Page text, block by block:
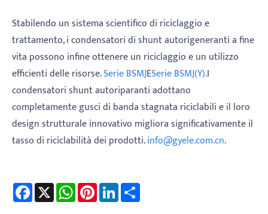
Stabilendo un sistema scientifico di riciclaggio e
trattamento, i condensatori di shunt autorigeneranti a fine
vita possono infine ottenere un riciclaggio e un utilizzo
efficienti delle risorse.Serie BSMJESerie BSMJ(Y).I
condensatori shunt autoriparanti adottano
completamente gusci di banda stagnata riciclabili e il loro
design strutturale innovativo migliora significativamente il
tasso di riciclabilità dei prodotti.info@gyele.com.cn.
Facebook WhatsAppPinterestLinkedIn